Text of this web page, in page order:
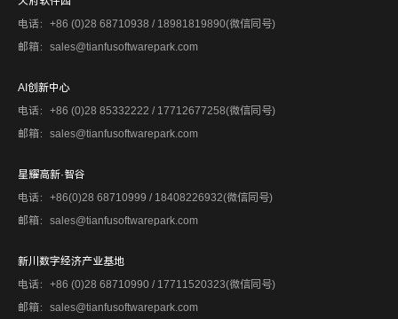
电话：+86 (0)28 68710938 / 18981819890(微信同号)
邮箱：sales@tianfusoftwarepark.com
AI创新中心
电话：+86 (0)28 85332222 / 17712677258(微信同号)
邮箱：sales@tianfusoftwarepark.com
星耀高新·智谷
电话：+86(0)28 68710999 / 18408226932(微信同号)
邮箱：sales@tianfusoftwarepark.com
新川数字经济产业基地
电话：+86 (0)28 68710990 / 17711520323(微信同号)
邮箱：sales@tianfusoftwarepark.com